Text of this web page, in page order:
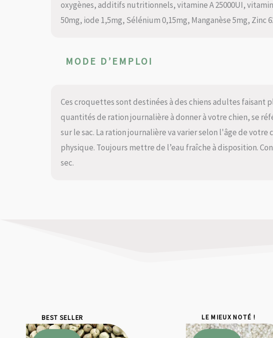
oxygènes, additifs nutritionnels, vitamine A 25000UI,
50mg, iode 1,5mg, Sélénium 0,15mg, Manganèse 5mg, Zinc
MODE D’EMPLOI
Ces croquettes sont destinées à des chiens adultes faisant
quantités de ration journalière à donner à votre chien, se
sur le sac. La ration journalière va varier selon l'âge de votre
physique. Toujours mettre de l’eau fraîche à disposition.
sec.
BEST SELLER LE MIEUX NOTÉ !